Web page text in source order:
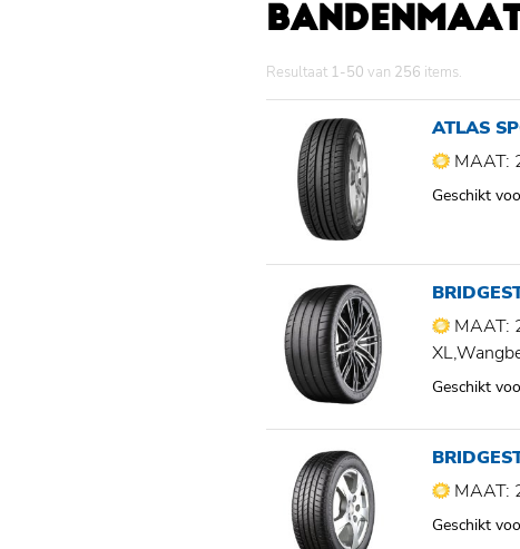
Resultaat 1-50 van 256 items.
ATLAS
MAAT:
Geschikt
MAAT:
Geschikt
MAAT:
Geschikt